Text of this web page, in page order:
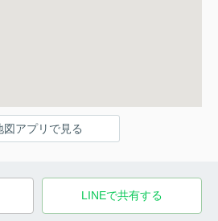
図アプリで見る
LINEで共有する